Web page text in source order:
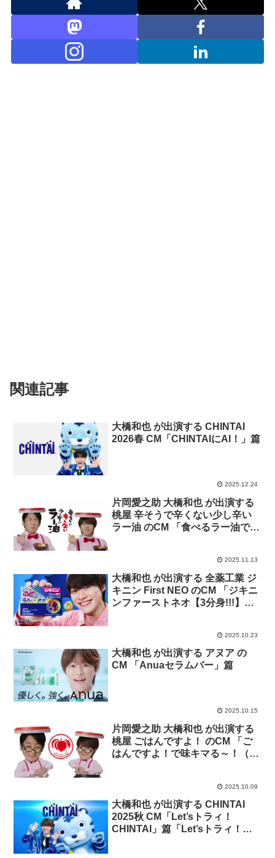
関連記事
大橋和也 が出演する CHINTAI
2026春 CM「CHINTAIにAI！」篇
2025.12.24
片岡愛之助 大橋和也 が出演する
桃屋 辛そうで辛くない少し辛い
ラー油 のCM 「食べるラー油で味
2025.11.13
大橋和也 が出演する 全薬工業 ジ
キニン First NEO のCM 「ジキニ
ンファーストネオ【3分身!!!】」
2025.10.23
大橋和也 が出演する アヌア の
CM 「Anuaセラムバー」篇
2025.10.15
片岡愛之助 大橋和也 が出演する
桃屋 ごはんですよ！ のCM 「ご
はんですよ！で味キマる～！（塩
2025.10.09
大橋和也 が出演する CHINTAI
2025秋 CM「Let’sトラィ！
CHINTAI」篇「Let’sトラィ！